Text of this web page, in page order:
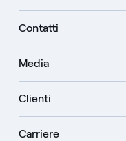
Contatti
Media
Clienti
Carriere